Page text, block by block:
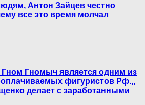
Антон Зайцев честно
все это время молчал
Гном Гномыч является одним из
фигуристов Рф.,,
делает с заработанными